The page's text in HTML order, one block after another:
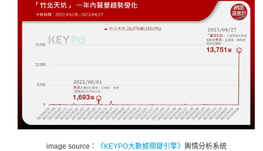
image source： 《KEYPO大數據關鍵引擎》 輿情分析系統